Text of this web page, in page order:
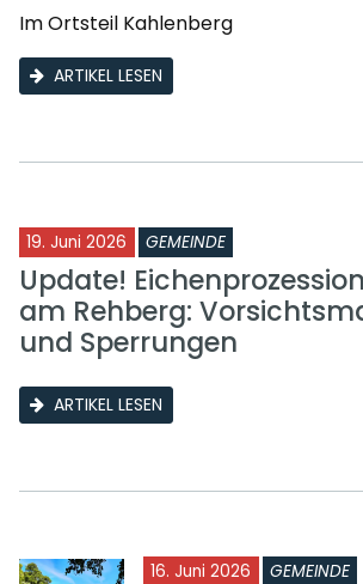
Im Ortsteil Kahlenberg
ARTIKEL LESEN
19. Juni 2026 GEMEINDE
Update!
am Rehberg:
und Sperrungen
ARTIKEL LESEN
16. Juni 2026 GEMEINDE